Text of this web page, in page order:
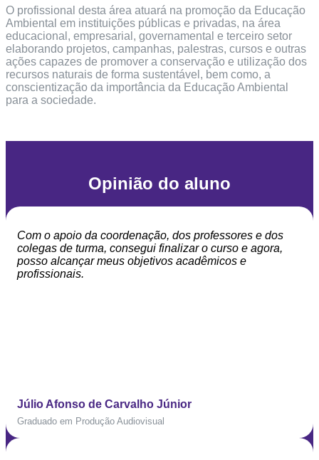
O profissional desta área atuará na promoção da Educação
Ambiental em instituições públicas e privadas, na área
educacional, empresarial, governamental e terceiro setor
elaborando projetos, campanhas, palestras, cursos e outras
ações capazes de promover a conservação e utilização dos
recursos naturais de forma sustentável, bem como, a
conscientização da importância da Educação Ambiental
para a sociedade.
Opinião do aluno
Com o apoio da coordenação, dos professores e dos
colegas de turma, consegui finalizar o curso e agora,
posso alcançar meus objetivos acadêmicos e
profissionais.
Júlio Afonso de Carvalho Júnior
Graduado em Produção Audiovisual